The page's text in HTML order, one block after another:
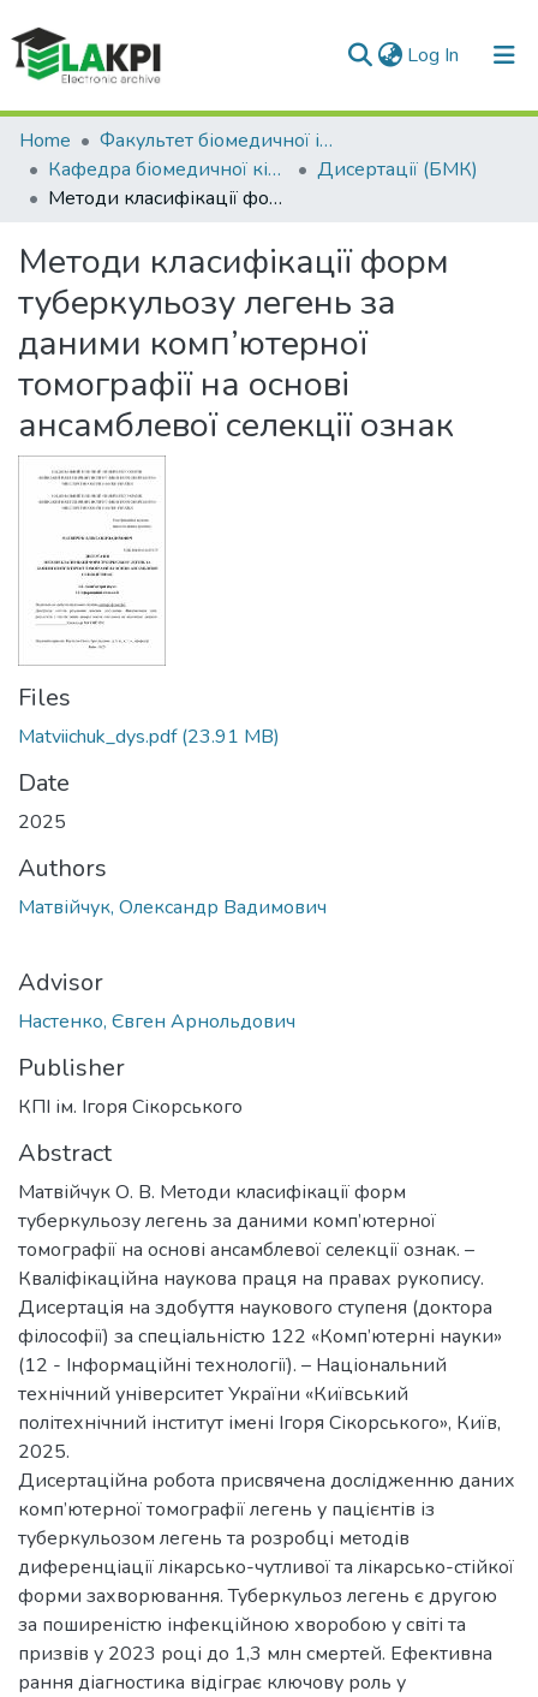
Log In (current)
Communities & Collections
All of DSpace
Home
Факультет біомедичної інженерії (ФБМІ)
Кафедра біомедичної кібернетики (БМК)
Дисертації (БМК)
Методи класифікації форм туберкульозу легень за даними комп’ютерної томографії на основі ансамблевої селекції ознак
Методи класифікації форм
туберкульозу легень за
даними комп’ютерної
томографії на основі
ансамблевої селекції ознак
Files
Matviichuk_dys.pdf(23.91 MB)
Date
2025
Authors
Матвійчук, Олександр Вадимович
Advisor
Настенко, Євген Арнольдович
Publisher
КПІ ім. Ігоря Сікорського
Abstract
Матвійчук О. В. Методи класифікації форм
туберкульозу легень за даними комп’ютерної
томографії на основі ансамблевої селекції ознак. –
Кваліфікаційна наукова праця на правах рукопису.
Дисертація на здобуття наукового ступеня (доктора
філософії) за спеціальністю 122 «Комп’ютерні науки»
(12 - Інформаційні технології). – Національний
технічний університет України «Київський
політехнічний інститут імені Ігоря Сікорського», Київ,
2025.
Дисертаційна робота присвячена дослідженню даних
комп’ютерної томографії легень у пацієнтів із
туберкульозом легень та розробці методів
диференціації лікарсько-чутливої та лікарсько-стійкої
форми захворювання. Туберкульоз легень є другою
за поширеністю інфекційною хворобою у світі та
призвів у 2023 році до 1,3 млн смертей. Ефективна
рання діагностика відіграє ключову роль у